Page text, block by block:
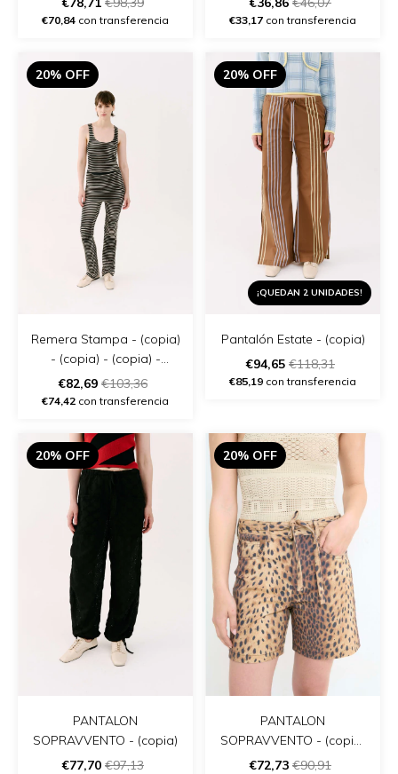
€70,84 con transferencia €33,17 con transferencia
20% OFF
Remera Stampa - (copia)
- (copia) - (copia) -
(copia) - (copia) - (copia)
€82,69 €103,36
€74,42 con transferencia
20% OFF
¡QUEDAN 2 UNIDADES!
Pantalón Estate - (copia)
€94,65 €118,31
€85,19 con transferencia
20% OFF
PANTALON
SOPRAVVENTO - (copia)
€77,70 €97,13
20% OFF
PANTALON
SOPRAVVENTO - (copia)
- (copia) - (copia)
€72,73 €90,91